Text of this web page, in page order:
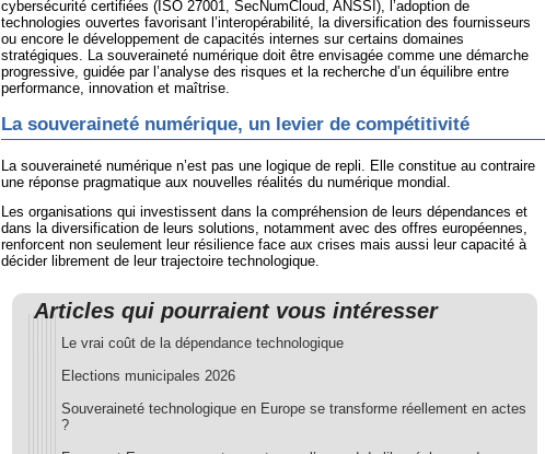
cybersécurité certifiées (ISO 27001, SecNumCloud, ANSSI), l’adoption de
technologies ouvertes favorisant l’interopérabilité, la diversification des fournisseurs
ou encore le développement de capacités internes sur certains domaines
stratégiques. La souveraineté numérique doit être envisagée comme une démarche
progressive, guidée par l’analyse des risques et la recherche d’un équilibre entre
performance, innovation et maîtrise.
La souveraineté numérique, un levier de compétitivité
La souveraineté numérique n’est pas une logique de repli. Elle constitue au contraire
une réponse pragmatique aux nouvelles réalités du numérique mondial.
Les organisations qui investissent dans la compréhension de leurs dépendances et
dans la diversification de leurs solutions, notamment avec des offres européennes,
renforcent non seulement leur résilience face aux crises mais aussi leur capacité à
décider librement de leur trajectoire technologique.
Articles qui pourraient vous intéresser
Le vrai coût de la dépendance technologique
Elections municipales 2026
Souveraineté technologique en Europe se transforme réellement en actes
?